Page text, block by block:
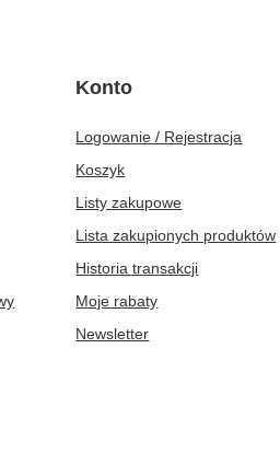
Konto
Logowanie / Rejestracja
Koszyk
Listy zakupowe
Lista zakupionych produktów
Historia transakcji
Moje rabaty
Newsletter